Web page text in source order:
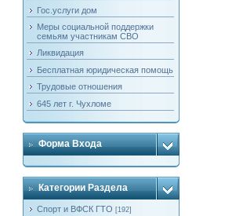
Гос.услуги дом
Меры социальной поддержки
семьям участникам СВО
Ликвидация
Бесплатная юридическая помощь
Трудовые отношения
645 лет г. Чухломе
Форма Входа
Категории Раздела
Спорт и ВФСК ГТО [192]